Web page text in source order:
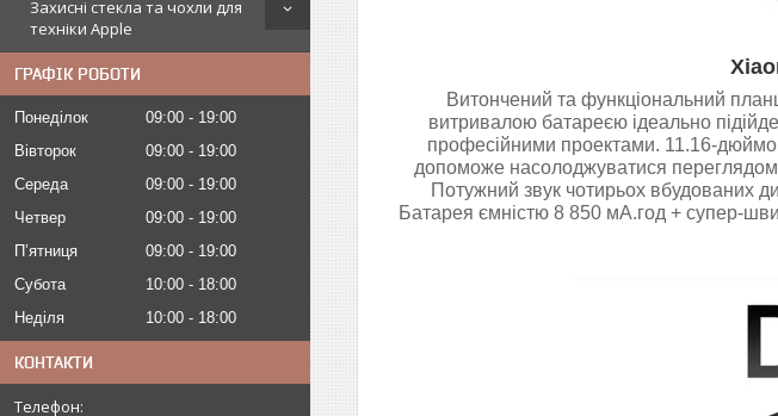
Захисні стекла та чохли для
техніки Apple
ГРАФІК РОБОТИ
Понеділок 09:00
19:00
Вівторок
09:00
19:00
Середа
09:00
19:00
Четвер
09:00
19:00
Пʼятниця
09:00
19:00
Субота
10:00
18:00
Неділя
10:00 18:00
КОНТАКТИ
Витончений та функціональний
витривалою батареєю ідеально
професійними проектами. 11.16-
допоможе насолоджуватися переглядом
Потужний звук чотирьох вбудованих
Батарея ємністю 8 850 мА.год + супер-